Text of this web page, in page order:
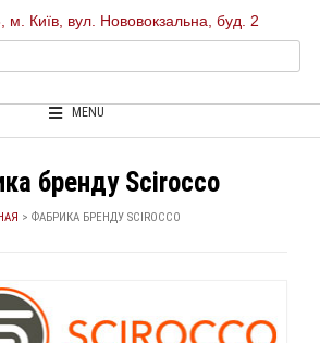
м. Київ, вул. Нововокзальна, буд. 2
MENU
бренду Scirocco
> ФАБРИКА БРЕНДУ SCIROCCO